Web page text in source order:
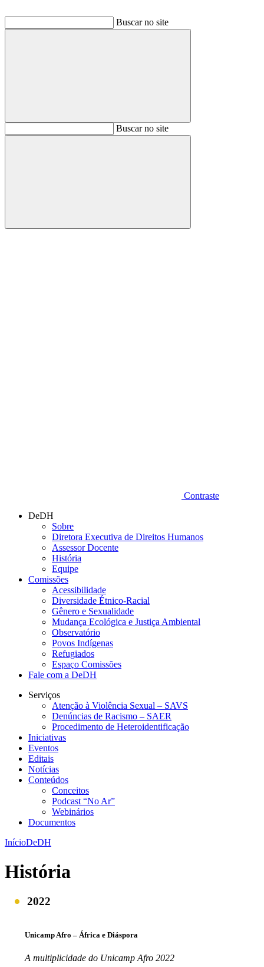
Buscar no site
BuscarBuscar no site
Buscar
Contraste
DeDH
Sobre
Diretora Executiva de Direitos Humanos
Assessor Docente
História
Equipe
Comissões
Acessibilidade
Diversidade Étnico-Racial
Gênero e Sexualidade
Mudança Ecológica e Justiça Ambiental
Observatório
Povos Indígenas
Refugiados
Espaço Comissões
Fale com a DeDH
Serviços
Atenção à Violência Sexual – SAVS
Denúncias de Racismo – SAER
Procedimento de Heteroidentificação
Iniciativas
Eventos
Editais
Notícias
Conteúdos
Conceitos
Podcast “No Ar”
Webinários
Documentos
InícioDeDH
História
2022
Unicamp Afro – África e Diáspora
A multiplicidade do Unicamp Afro 2022